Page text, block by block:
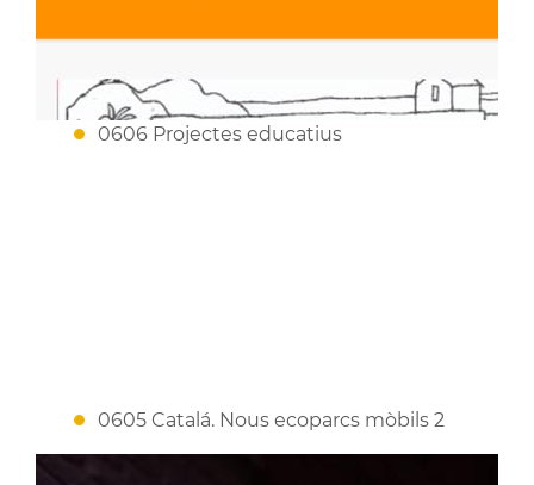
0606 Projectes educatius
0605 Catalá. Nous ecoparcs mòbils 2